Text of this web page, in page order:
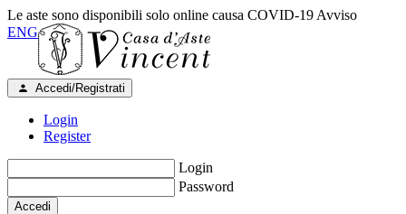
Le aste sono disponibili solo online causa COVID-19 Avviso
ENG
Accedi/Registrati
Login
Register
Login
Password
Accedi